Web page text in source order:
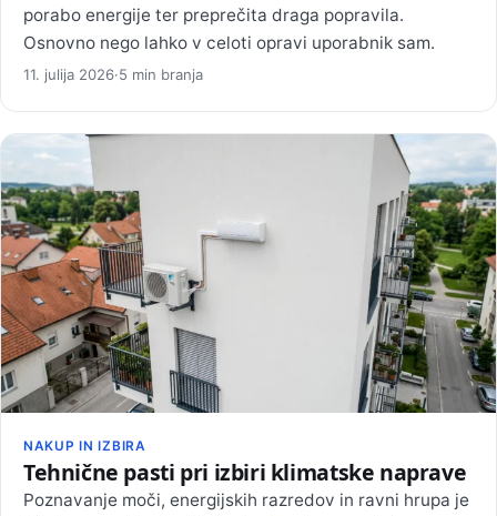
porabo energije ter preprečita draga popravila.
Osnovno nego lahko v celoti opravi uporabnik sam.
11. julija 2026·5 min branja
NAKUP IN IZBIRA
Tehnične pasti pri izbiri klimatske naprave
Poznavanje moči, energijskih razredov in ravni hrupa je